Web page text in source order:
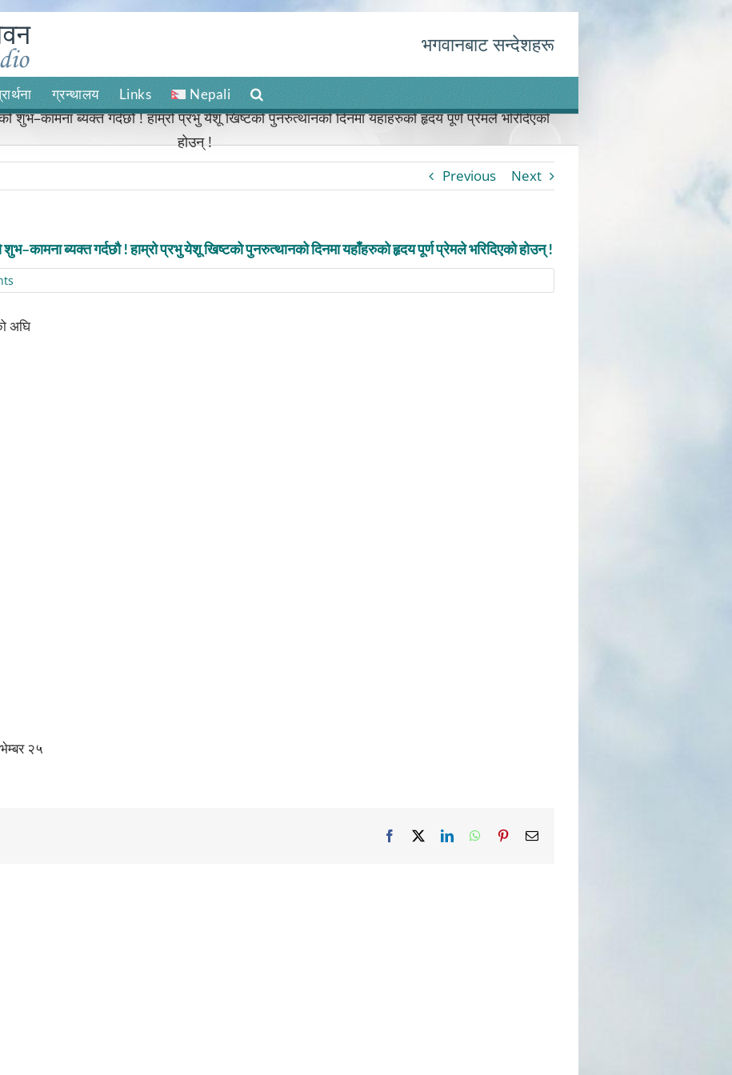
भगवानबाट सन्देशहरू
ग्रन्थालय Links Nepali
शुभ–कामना ब्यक्त गर्दछौ ! हाम्रो प्रभु येशू खिष्टको पुनरुत्थानको दिनमा यहाँहरुको हृदय पूर्ण प्रेमले भरिदिएको
होउन् !
Previous Next
ब्यक्त गर्दछौ ! हाम्रो प्रभु येशू खिष्टको पुनरुत्थानको दिनमा यहाँहरुको हृदय पूर्ण प्रेमले भरिदिएको होउन् !
अघि
२५
Facebook LinkedInWhatsApp
PinterestEmail